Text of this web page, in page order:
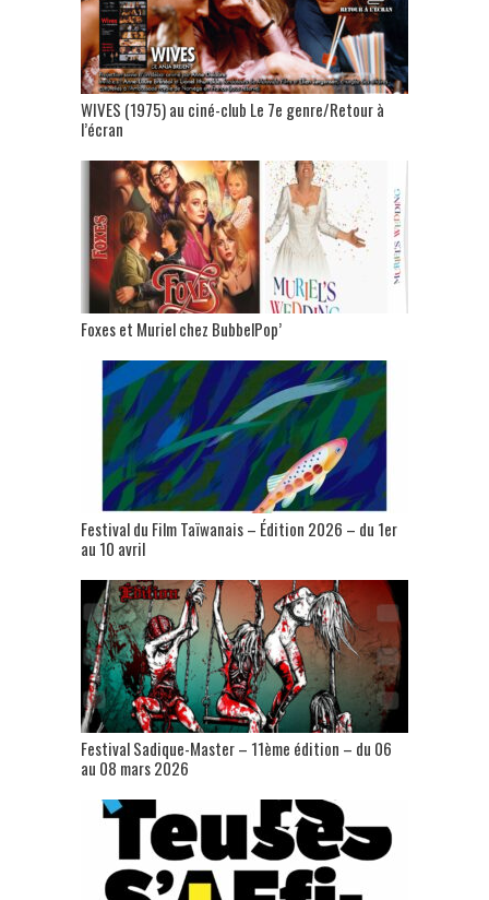
WIVES (1975) au ciné-club Le 7e genre/Retour à
l’écran
Foxes et Muriel chez BubbelPop’
Festival du Film Taïwanais – Édition 2026 – du 1er
au 10 avril
Festival Sadique-Master – 11ème édition – du 06
au 08 mars 2026